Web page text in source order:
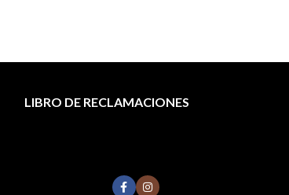
LIBRO DE RECLAMACIONES